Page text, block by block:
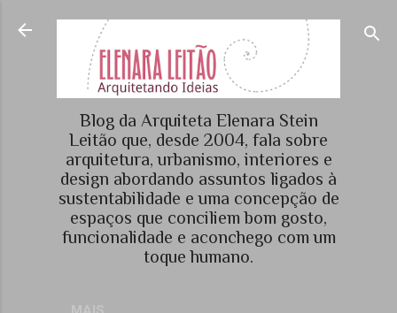
Pular para o conteúdo principal
Blog da Arquiteta Elenara Stein
Leitão que, desde 2004, fala sobre
arquitetura, urbanismo, interiores e
design abordando assuntos ligados à
sustentabilidade e uma concepção de
espaços que conciliem bom gosto,
funcionalidade e aconchego com um
toque humano.